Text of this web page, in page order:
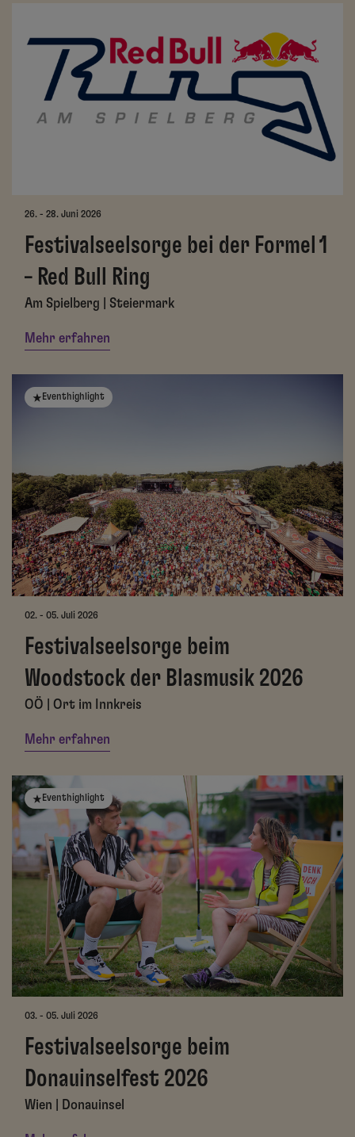
26. - 28. Juni 2026
Festivalseelsorge bei der Formel 1
– Red Bull Ring
Am Spielberg | Steiermark
Mehr erfahren
Eventhighlight
02. - 05. Juli 2026
Festivalseelsorge beim
Woodstock der Blasmusik 2026
OÖ | Ort im Innkreis
Mehr erfahren
Eventhighlight
03. - 05. Juli 2026
Festivalseelsorge beim
Donauinselfest 2026
Wien | Donauinsel